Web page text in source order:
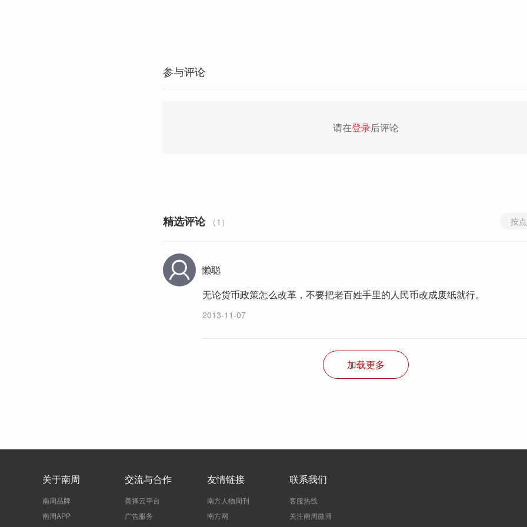
参与评论
请在登录后评论
精选评论 （1） 按
懒聪
无论货币政策怎么改革，不要把老百姓手里的人民币改成废纸就行。
2013-11-07
加载更多
关于南周
南周品牌
南周APP
交流与合作
善择云平台
广告服务
友情链接
南方人物周刊
南方网
联系我们
客服热线
关注南周微博